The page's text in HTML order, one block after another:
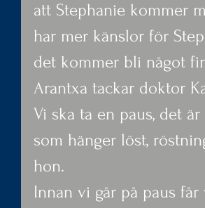
att Stephanie kommer
har mer känslor för
det kommer bli något
Arantxa tackar doktor
Vi ska ta en paus, det
som hänger löst,
hon.
Innan vi går på paus